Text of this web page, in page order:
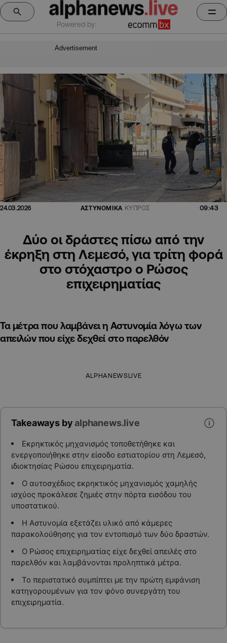
Powered by:
Advertisement
24.03.2026 ΑΣΤΥΝΟΜΙΚΑ ΚΥΠΡΟΣ 09:43
Δύο οι δράστες πίσω από την
έκρηξη στη Λεμεσό, για τρίτη φορά
στο στόχαστρο ο Ρώσος
επιχειρηματίας
Τα μέτρα που λαμβάνει η Αστυνομία λόγω των
απειλών που είχε δεχθεί στο παρελθόν
ALPHANEWSLIVE
Takeaways byalphanews.live
Εκρηκτικός μηχανισμός τοποθετήθηκε και
ενεργοποιήθηκε στην είσοδο εστιατορίου στη Λεμεσό,
ιδιοκτησίας Ρώσου επιχειρηματία.
Ο αυτοσχέδιος εκρηκτικός μηχανισμός χαμηλής
ισχύος προκάλεσε ζημιές στην πόρτα εισόδου του
υποστατικού.
Η Αστυνομία εξετάζει υλικό από κάμερες
παρακολούθησης για τον εντοπισμό των δύο δραστών.
Ο Ρώσος επιχειρηματίας είχε δεχθεί απειλές στο
παρελθόν και λαμβάνονται προληπτικά μέτρα.
Το περιστατικό συμπίπτει με την πρώτη εμφάνιση
κατηγορουμένων για τον φόνο συνεργάτη του
επιχειρηματία.